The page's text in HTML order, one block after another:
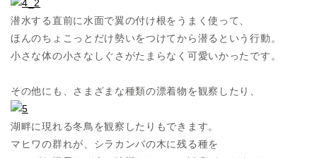
潜水する直前に水面で翼の付け根をうまく使って、
ほんのちょこっとだけ勢いをつけてから潜るという行動。
小さな体の小さなしぐさがたまらなく可愛いかったです。
その他にも、さまざまな種類の漂着物を観察したり、
湖畔に現れる冬鳥を観察したりもできます。
マヒワの群れが、シラカンバの木に残る種を